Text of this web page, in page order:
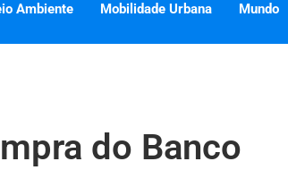
Ambiente Mobilidade Urbana Mundo
do Banco